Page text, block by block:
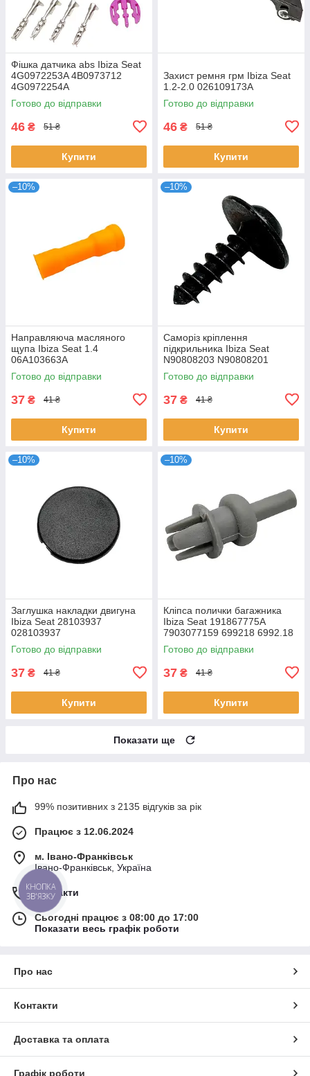
Фішка датчика abs Ibiza Seat
4G0972253A 4B0973712
4G0972254A
Готово до відправки
46 ₴ 51 ₴
Купити
Захист ремня грм Ibiza Seat
1.2-2.0 026109173A
Готово до відправки
46 ₴ 51 ₴
Купити
–10%
Направляюча масляного
щупа Ibiza Seat 1.4
06A103663A
Готово до відправки
37 ₴ 41 ₴
Купити
–10%
Саморіз кріплення
підкрильника Ibiza Seat
N90808203 N90808201
Готово до відправки
37 ₴ 41 ₴
Купити
–10%
Заглушка накладки двигуна
Ibiza Seat 28103937
028103937
Готово до відправки
37 ₴ 41 ₴
Купити
–10%
Кліпса полички багажника
Ibiza Seat 191867775A
7903077159 699218 6992.18
Готово до відправки
37 ₴ 41 ₴
Купити
Показати ще
Про нас
99% позитивних з 2135 відгуків за рік
Працює з 12.06.2024
м. Івано-Франківськ
Івано-Франківськ, Україна
Контакти
Сьогодні працює з 08:00 до 17:00
Показати весь графік роботи
Про нас
Контакти
Доставка та оплата
Графік роботи
КНОПКА
ЗВ'ЯЗКУ